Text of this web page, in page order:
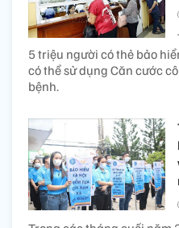
5 triệu người có thẻ bảo
có thể sử dụng Căn cước
bệnh.